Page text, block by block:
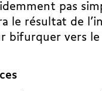
pas
le résultat de
bifurquer vers le